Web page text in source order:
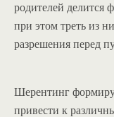
родителей делится
при этом треть из
разрешения перед
Шерентинг
привести к